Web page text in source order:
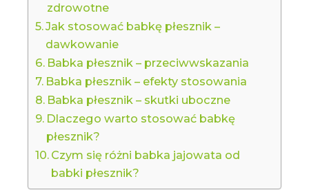
zdrowotne
Jak stosować babkę płesznik –
dawkowanie
Babka płesznik – przeciwwskazania
Babka płesznik – efekty stosowania
Babka płesznik – skutki uboczne
Dlaczego warto stosować babkę
płesznik?
Czym się różni babka jajowata od
babki płesznik?